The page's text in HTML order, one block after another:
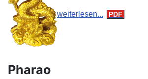
weiterlesen...
Pharao